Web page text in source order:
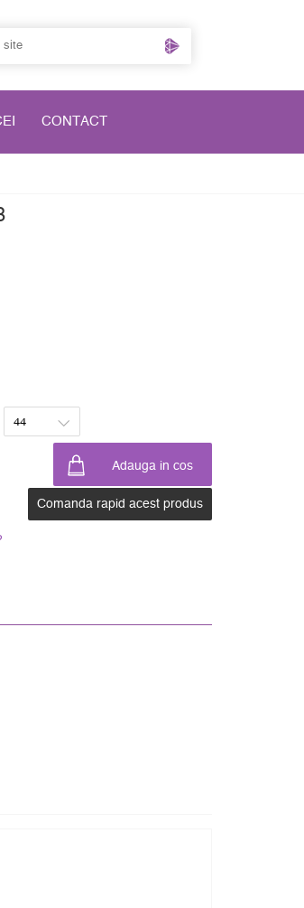
CONTACT
Comanda rapid acest produs